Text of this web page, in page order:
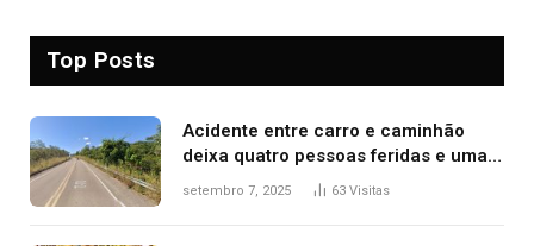
Top Posts
Acidente entre carro e caminhão
deixa quatro pessoas feridas e uma
mulher morta na TO-070
setembro 7, 2025 63 Visitas